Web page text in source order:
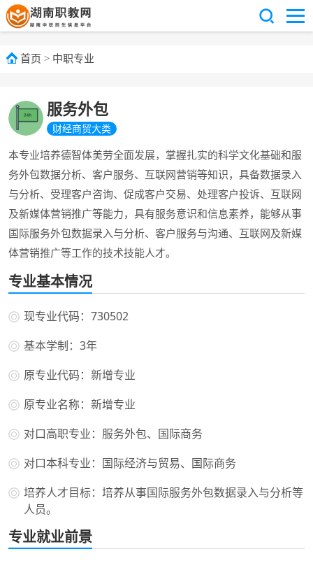
首页 > 中职专业
服务外包
财经商贸大类
本专业培养德智体美劳全面发展，掌握扎实的科学文化基础和服
务外包数据分析、客户服务、互联网营销等知识，具备数据录入
与分析、受理客户咨询、促成客户交易、处理客户投诉、互联网
及新媒体营销推广等能力，具有服务意识和信息素养，能够从事
国际服务外包数据录入与分析、客户服务与沟通、互联网及新媒
体营销推广等工作的技术技能人才。
专业基本情况
现专业代码：730502
基本学制：3年
原专业代码：新增专业
原专业名称：新增专业
对口高职专业：服务外包、国际商务
对口本科专业：国际经济与贸易、国际商务
培养人才目标：培养从事国际服务外包数据录入与分析等
人员。
专业就业前景